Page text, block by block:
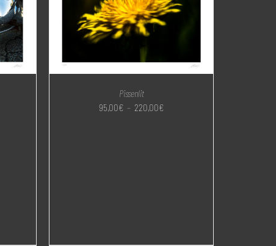
Pissenlit
95,00€ – 220,00€